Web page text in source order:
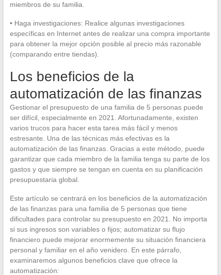
miembros de su familia.
• Haga investigaciones: Realice algunas investigaciones
específicas en Internet antes de realizar una compra importante
para obtener la mejor opción posible al precio más razonable
(comparando entre tiendas).
Los beneficios de la
automatización de las finanzas
Gestionar el presupuesto de una familia de 5 personas puede
ser difícil, especialmente en 2021. Afortunadamente, existen
varios trucos para hacer esta tarea más fácil y menos
estresante. Una de las técnicas más efectivas es la
automatización de las finanzas. Gracias a este método, puede
garantizar que cada miembro de la familia tenga su parte de los
gastos y que siempre se tengan en cuenta en su planificación
presupuestaria global.
Este artículo se centrará en los beneficios de la automatización
de las finanzas para una familia de 5 personas que tiene
dificultades para controlar su presupuesto en 2021. No importa
si sus ingresos son variables o fijos; automatizar su flujo
financiero puede mejorar enormemente su situación financiera
personal y familiar en el año venidero. En este párrafo,
examinaremos algunos beneficios clave que ofrece la
automatización: